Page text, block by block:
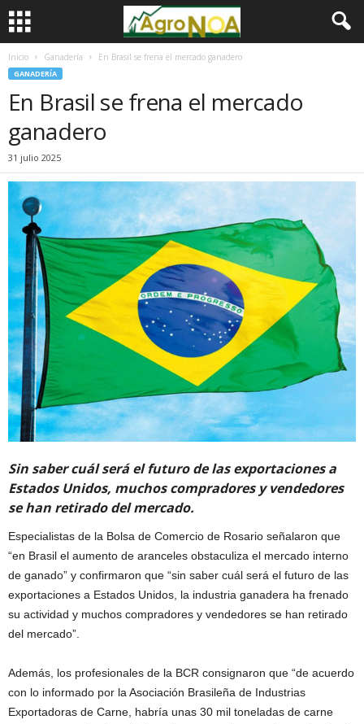
Inicio Ganadería En Brasil se frena el mercado ganadero
GANADERÍA
En Brasil se frena el mercado
ganadero
31 julio 2025
Sin saber cuál será el futuro de las exportaciones a
Estados Unidos, muchos compradores y vendedores
se han retirado del mercado.
Especialistas de la Bolsa de Comercio de Rosario señalaron que
“en Brasil el aumento de aranceles obstaculiza el mercado interno
de ganado” y confirmaron que “sin saber cuál será el futuro de las
exportaciones a Estados Unidos, la industria ganadera ha frenado
su actividad y muchos compradores y vendedores se han retirado
del mercado”.
Además, los profesionales de la BCR consignaron que “de acuerdo
con lo informado por la Asociación Brasileña de Industrias
Exportadoras de Carne, habría unas 30 mil toneladas de carne